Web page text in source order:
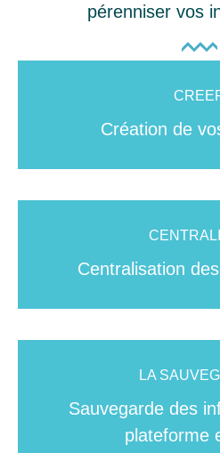
pérenniser vos
Création de
Edition des
Centralisation
DES
Accès distant
LA
Sauvegarde des
plateforme
LA
Sauvegarde des
plateforme